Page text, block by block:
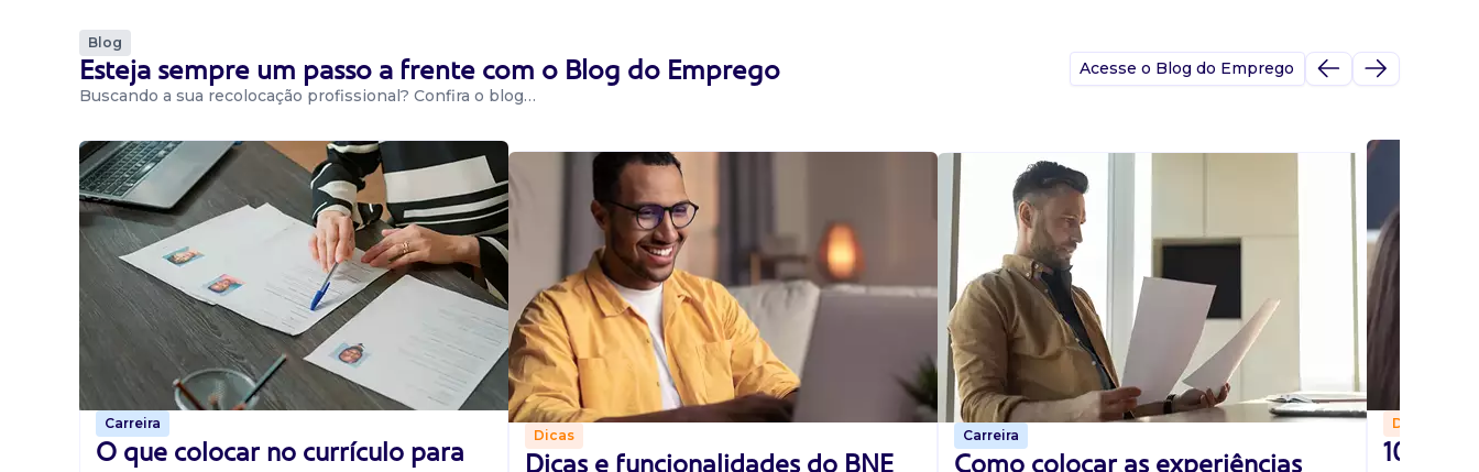
Blog
Esteja sempre um passo a frente com o Blog do Emprego
Buscando a sua recolocação profissional? Confira o blog…
Acesse o Blog do Emprego
Carreira
O que colocar no currículo para
Dicas
Dicas e funcionalidades do BNE
Carreira
Como colocar as experiências
Dicas
10